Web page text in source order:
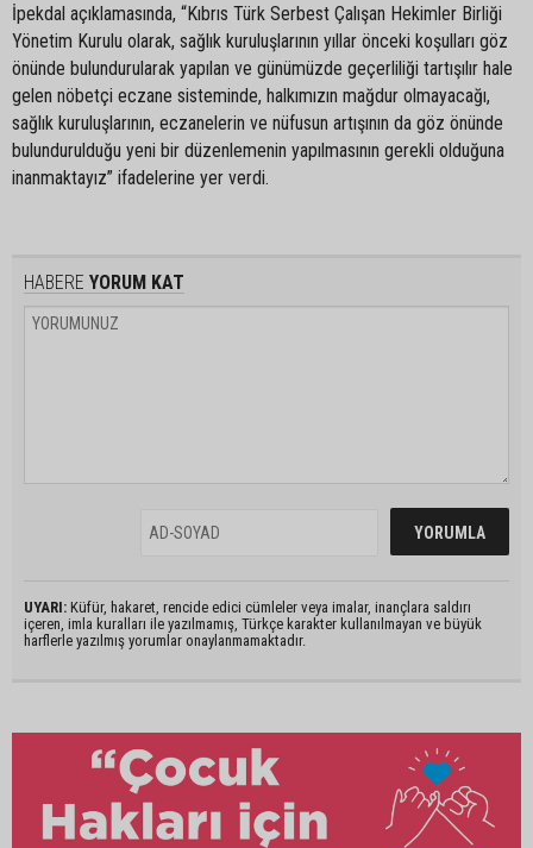
İpekdal açıklamasında, “Kıbrıs Türk Serbest Çalışan Hekimler Birliği
Yönetim Kurulu olarak, sağlık kuruluşlarının yıllar önceki koşulları göz
önünde bulundurularak yapılan ve günümüzde geçerliliği tartışılır hale
gelen nöbetçi eczane sisteminde, halkımızın mağdur olmayacağı,
sağlık kuruluşlarının, eczanelerin ve nüfusun artışının da göz önünde
bulundurulduğu yeni bir düzenlemenin yapılmasının gerekli olduğuna
inanmaktayız” ifadelerine yer verdi.
HABERE YORUM KAT
UYARI: Küfür, hakaret, rencide edici cümleler veya imalar, inançlara saldırı
içeren, imla kuralları ile yazılmamış, Türkçe karakter kullanılmayan ve büyük
harflerle yazılmış yorumlar onaylanmamaktadır.